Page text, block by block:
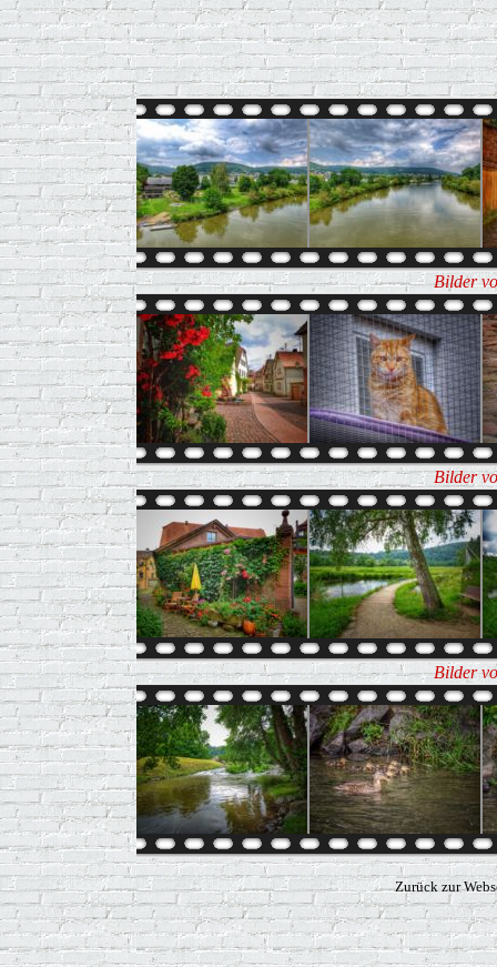
Bilder
Bilder
Bilder
Zurück zur